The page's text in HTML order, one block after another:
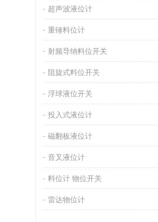
超声波液位计
重锤料位计
射频导纳料位开关
阻旋式料位开关
浮球液位开关
投入式液位计
磁翻板液位计
音叉液位计
料位计 物位开关
雷达物位计